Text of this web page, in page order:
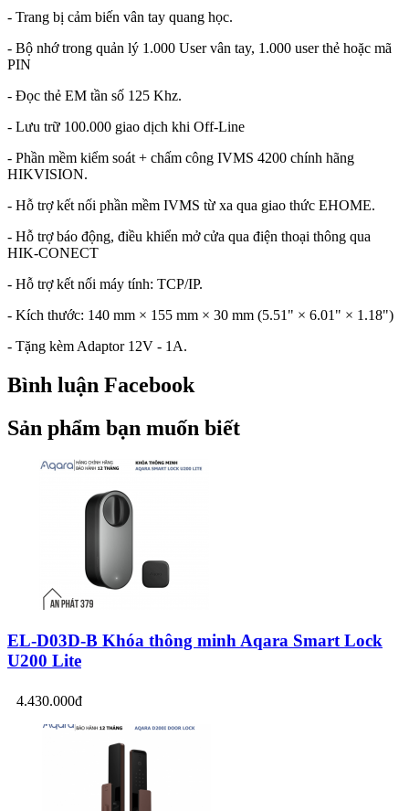
- Trang bị cảm biến vân tay quang học.
- Bộ nhớ trong quản lý 1.000 User vân tay, 1.000 user thẻ hoặc mã
PIN
- Đọc thẻ EM tần số 125 Khz.
- Lưu trữ 100.000 giao dịch khi Off-Line
- Phần mềm kiểm soát + chấm công IVMS 4200 chính hãng
HIKVISION.
- Hỗ trợ kết nối phần mềm IVMS từ xa qua giao thức EHOME.
- Hỗ trợ báo động, điều khiển mở cửa qua điện thoại thông qua
HIK-CONECT
- Hỗ trợ kết nối máy tính: TCP/IP.
- Kích thước: 140 mm × 155 mm × 30 mm (5.51" × 6.01" × 1.18")
- Tặng kèm Adaptor 12V - 1A.
Bình luận Facebook
Sản phẩm bạn muốn biết
EL-D03D-B Khóa thông minh Aqara Smart Lock
U200 Lite
4.430.000đ